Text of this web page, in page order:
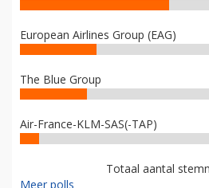
European Airlines Group (EAG)
The Blue Group
Air-France-KLM-SAS(-TAP)
Totaal aantal
Meer polls